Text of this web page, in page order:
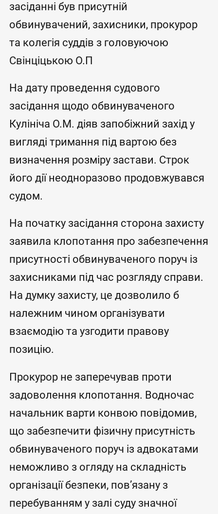
засіданні був присутній
обвинувачений, захисники, прокурор
та колегія суддів з головуючою
Свінціцькою О.П
На дату проведення судового
засідання щодо обвинуваченого
Кулініча О.М. діяв запобіжний захід у
вигляді тримання під вартою без
визначення розміру застави. Строк
його дії неодноразово продовжувався
судом.
На початку засідання сторона захисту
заявила клопотання про забезпечення
присутності обвинуваченого поруч із
захисниками під час розгляду справи.
На думку захисту, це дозволило б
належним чином організувати
взаємодію та узгодити правову
позицію.
Прокурор не заперечував проти
задоволення клопотання. Водночас
начальник варти конвою повідомив,
що забезпечити фізичну присутність
обвинуваченого поруч із адвокатами
неможливо з огляду на складність
організації безпеки, пов’язану з
перебуванням у залі суду значної